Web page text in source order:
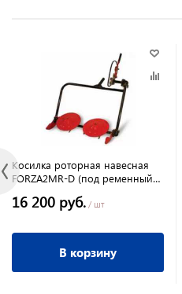
Косилка роторная навесная
FORZA2MR-D (под ременный
16 200 руб. / шт
В корзину